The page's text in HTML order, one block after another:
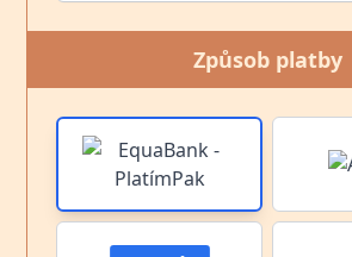
Způsob platby